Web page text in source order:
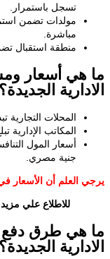
تسجل باستمرار.
مولدات تضمن استمرار
مباشرة.
منطقة استقبال تضمن
هي أسعار
الجديدة؟
المحلات التجارية تبدأ
المكاتب الإدارية تبلغ بداية
جنية مصري.
العلم أن الأسعار في
للاطلاع علي مزيد
هي طرق دفع
الجديدة؟